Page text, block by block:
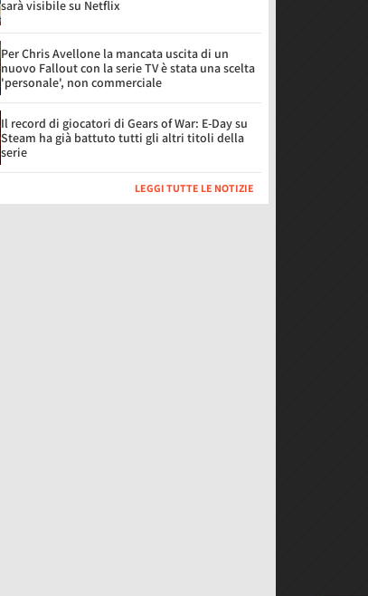
sarà visibile su Netflix
Per Chris Avellone la mancata uscita di un
nuovo Fallout con la serie TV è stata una scelta
'personale', non commerciale
Il record di giocatori di Gears of War: E-Day su
Steam ha già battuto tutti gli altri titoli della
serie
LEGGI TUTTE LE NOTIZIE